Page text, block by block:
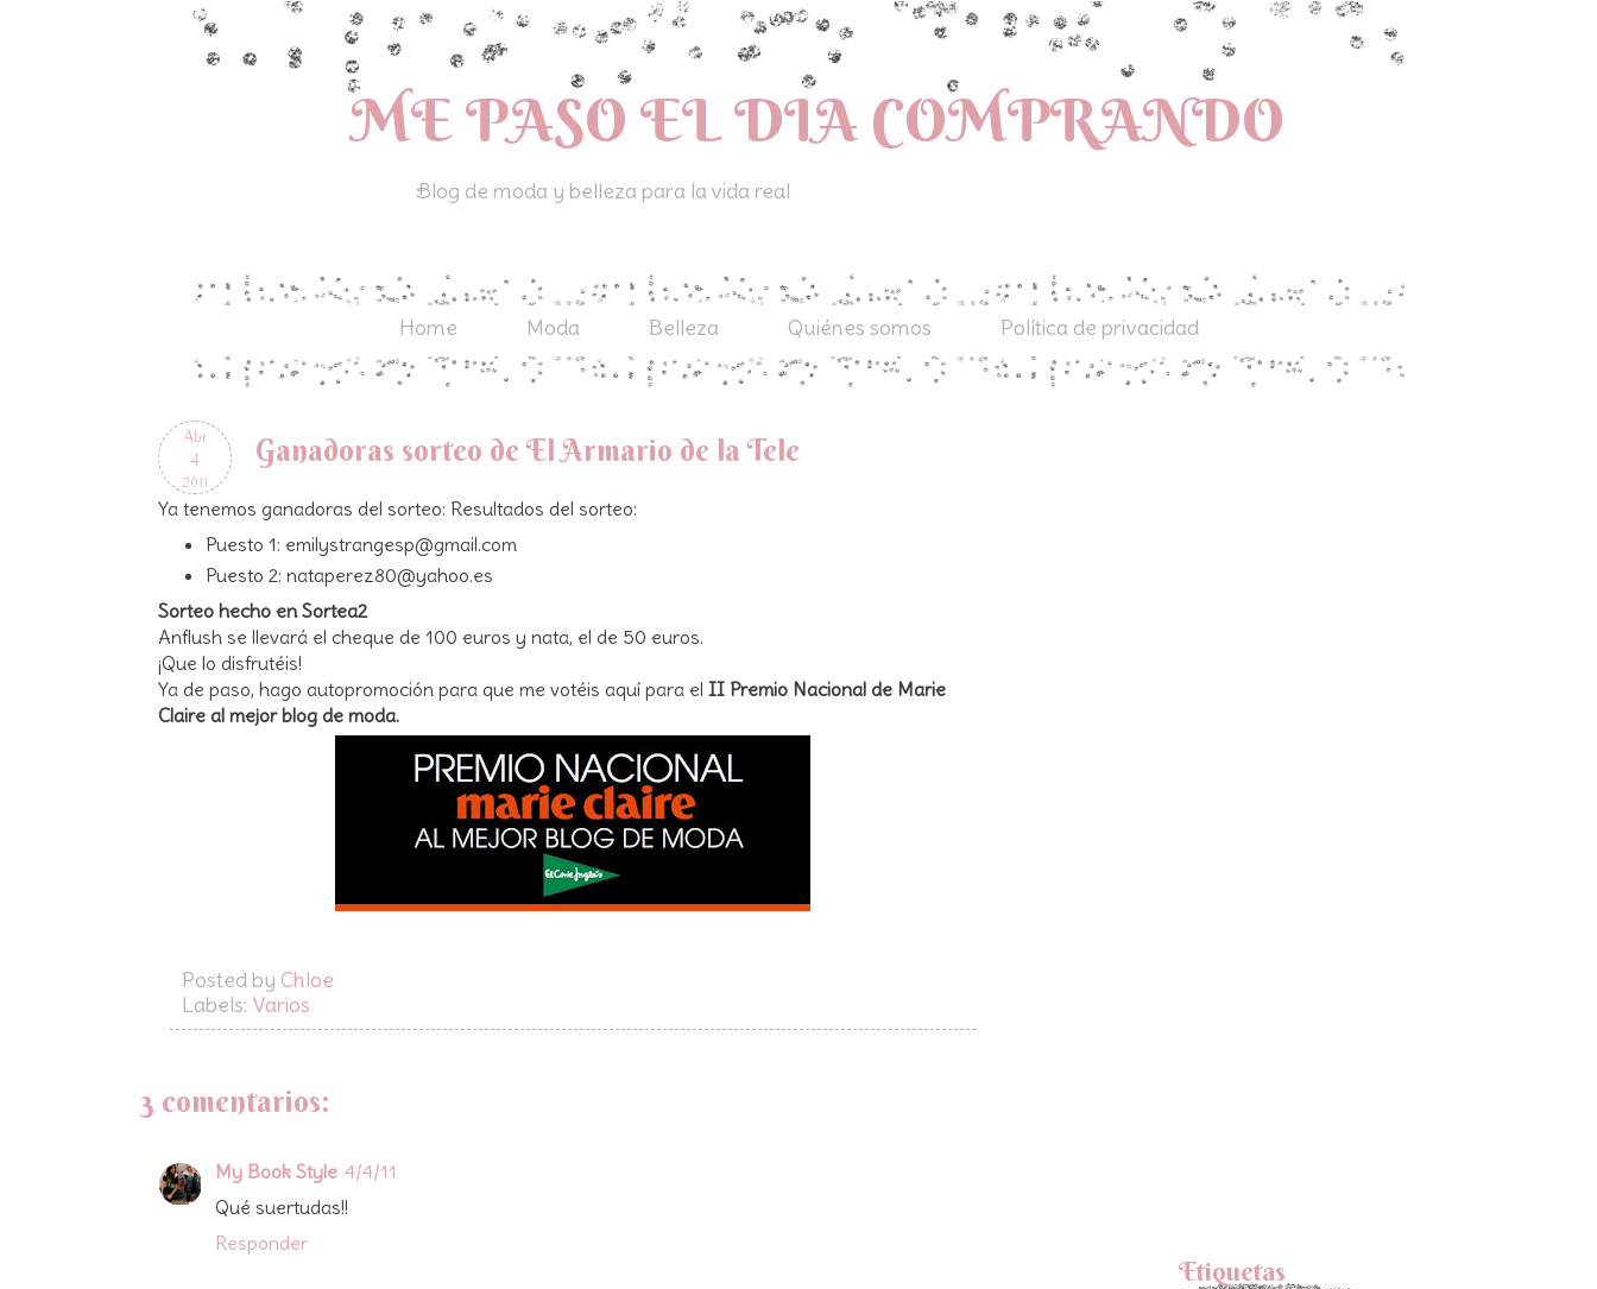
ME PASO EL DIA COMPRANDO
Blog de moda y belleza para la vida real
Home Moda Belleza Quiénes somos Política de privacidad
Abr
4
2011
Ganadoras sorteo de El Armario de la Tele
Ya tenemos ganadoras del sorteo: Resultados del sorteo:
Puesto 1: emilystrangesp@gmail.com
Puesto 2: nataperez80@yahoo.es
Sorteo hecho en Sortea2
Anflush se llevará el cheque de 100 euros y nata, el de 50 euros.
¡Que lo disfrutéis!
Ya de paso, hago autopromoción para que me votéis aquí para el II Premio Nacional de Marie
Claire al mejor blog de moda.
Posted by Chloe
Labels: Varios
3 comentarios:
My Book Style 4/4/11
Qué suertudas!!
Responder
Etiquetas